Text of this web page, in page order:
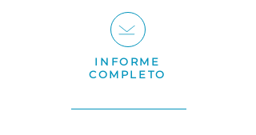
INFORME
COMPLETO